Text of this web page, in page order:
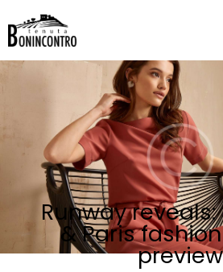
FASHION
Runway reveals:
& Paris
preview